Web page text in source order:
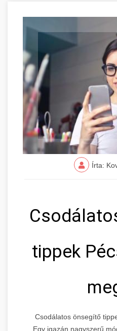
Írta:
tippek
Csodálatos önsegítő
Egy igazán nagyszerű